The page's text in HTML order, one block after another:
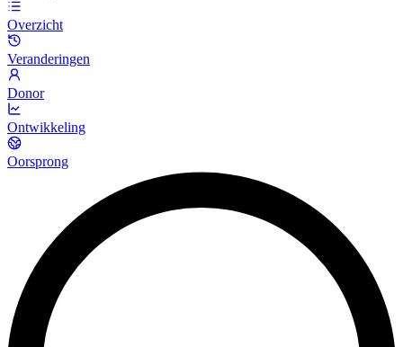
Overzicht
Veranderingen
Donor
Ontwikkeling
Oorsprong